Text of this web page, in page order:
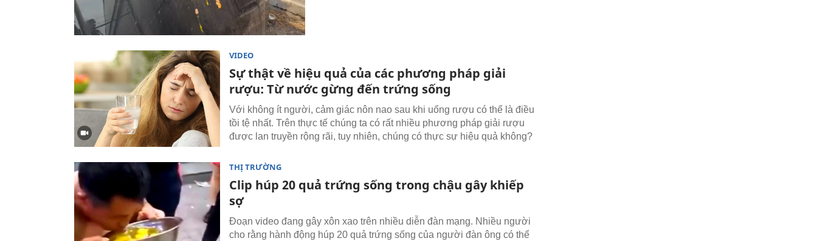
VIDEO
Sự thật về hiệu quả của các phương pháp giải
rượu: Từ nước gừng đến trứng sống
Với không ít người, cảm giác nôn nao sau khi uống rượu có thể là điều
tồi tệ nhất. Trên thực tế chúng ta có rất nhiều phương pháp giải rượu
được lan truyền rộng rãi, tuy nhiên, chúng có thực sự hiệu quả không?
THỊ TRƯỜNG
Clip húp 20 quả trứng sống trong chậu gây khiếp
sợ
Đoạn video đang gây xôn xao trên nhiều diễn đàn mạng. Nhiều người
cho rằng hành động húp 20 quả trứng sống của người đàn ông có thể